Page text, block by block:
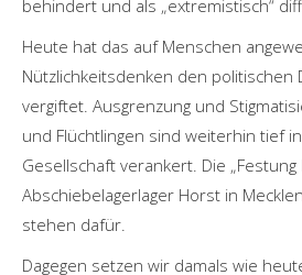
behindert und als „extremistisch“
Heute hat das auf Menschen
Nützlichkeitsdenken den politischen
vergiftet. Ausgrenzung und
und Flüchtlingen sind weiterhin tief
Gesellschaft verankert. Die „Festung
Abschiebelagerlager Horst in
stehen dafür.
Dagegen setzen wir damals wie